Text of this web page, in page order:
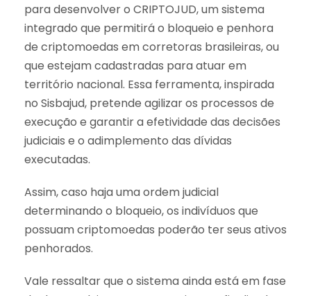
para desenvolver o CRIPTOJUD, um sistema
integrado que permitirá o bloqueio e penhora
de criptomoedas em corretoras brasileiras, ou
que estejam cadastradas para atuar em
território nacional. Essa ferramenta, inspirada
no Sisbajud, pretende agilizar os processos de
execução e garantir a efetividade das decisões
judiciais e o adimplemento das dívidas
executadas.
Assim, caso haja uma ordem judicial
determinando o bloqueio, os indivíduos que
possuam criptomoedas poderão ter seus ativos
penhorados.
Vale ressaltar que o sistema ainda está em fase